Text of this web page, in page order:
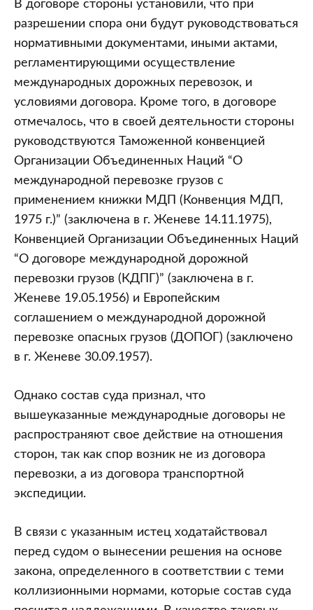
В договоре стороны установили, что при
разрешении спора они будут руководствоваться
нормативными документами, иными актами,
регламентирующими осуществление
международных дорожных перевозок, и
условиями договора. Кроме того, в договоре
отмечалось, что в своей деятельности стороны
руководствуются Таможенной конвенцией
Организации Объединенных Наций “О
международной перевозке грузов с
применением книжки МДП (Конвенция МДП,
1975 г.)” (заключена в г. Женеве 14.11.1975),
Конвенцией Организации Объединенных Наций
“О договоре международной дорожной
перевозки грузов (КДПГ)” (заключена в г.
Женеве 19.05.1956) и Европейским
соглашением о международной дорожной
перевозке опасных грузов (ДОПОГ) (заключено
в г. Женеве 30.09.1957).
Однако состав суда признал, что
вышеуказанные международные договоры не
распространяют свое действие на отношения
сторон, так как спор возник не из договора
перевозки, а из договора транспортной
экспедиции.
В связи с указанным истец ходатайствовал
перед судом о вынесении решения на основе
закона, определенного в соответствии с теми
коллизионными нормами, которые состав суда